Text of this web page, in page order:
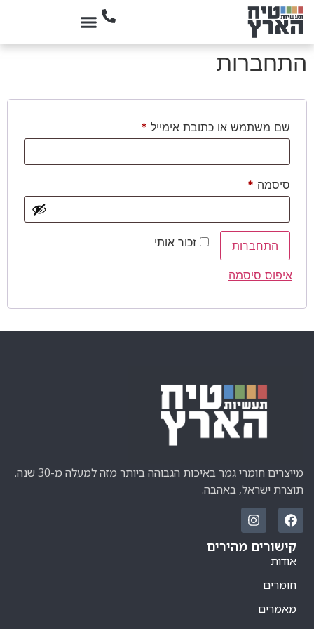
התחברות
שם משתמש או כתובת אימייל *
סיסמה *
זכור אותי התחברות
איפוס סיסמה
מייצרים חומרי גמר באיכות הגבוהה ביותר מזה למעלה מ-30 שנה.
תוצרת ישראל, באהבה.
קישורים מהירים
אודות
חומרים
מאמרים